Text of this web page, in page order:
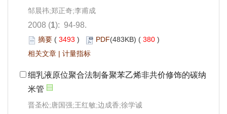
邹晨祎;郑正奇;李甫成
2008 (1): 94-98.
摘要 ( 3493 ) PDF(483KB) ( 380 )
相关文章 | 计量指标
细乳液原位聚合法制备聚苯乙烯非共价修饰的碳纳
米管
晋圣松;唐国强;王红敏;边成香;徐学诚